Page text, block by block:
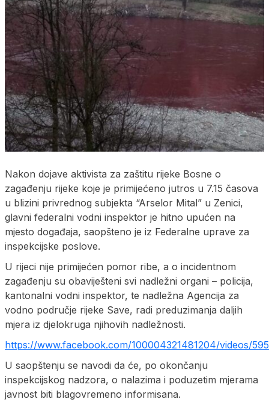
Nakon dojave aktivista za zaštitu rijeke Bosne o
zagađenju rijeke koje je primijećeno jutros u 7.15 časova
u blizini privrednog subjekta “Arselor Mital” u Zenici,
glavni federalni vodni inspektor je hitno upućen na
mjesto događaja, saopšteno je iz Federalne uprave za
inspekcijske poslove.
U rijeci nije primijećen pomor ribe, a o incidentnom
zagađenju su obaviješteni svi nadležni organi – policija,
kantonalni vodni inspektor, te nadležna Agencija za
vodno područje rijeke Save, radi preduzimanja daljih
mjera iz djelokruga njihovih nadležnosti.
https://www.facebook.com/100004321481204/videos/
U saopštenju se navodi da će, po okončanju
inspekcijskog nadzora, o nalazima i poduzetim mjerama
javnost biti blagovremeno informisana.